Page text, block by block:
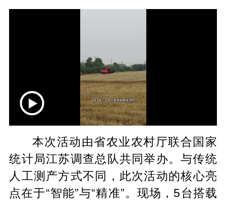
本次活动由省农业农村厅联合国家
统计局江苏调查总队共同举办。与传统
人工测 产方式不同，此次活动的核心亮
点在于“智能”与“精准”。现场，5台搭载